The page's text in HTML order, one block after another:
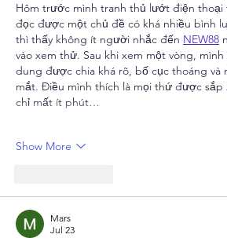
Hôm trước mình tranh thủ lướt điện
đọc được một chủ đề có khá nhiều bình
thì thấy không ít người nhắc đến NEW88
vào xem thử. Sau khi xem một vòng,
dung được chia khá rõ, bố cục thoáng và
mắt. Điều mình thích là mọi thứ được
chỉ mất ít phút…
Show More
Mars
Jul 23